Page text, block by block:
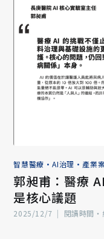
智慧醫療 •AI治理 • 產業
郭昶甫：醫療
是核心議題
2025/12/7 | 閱讀時間‧